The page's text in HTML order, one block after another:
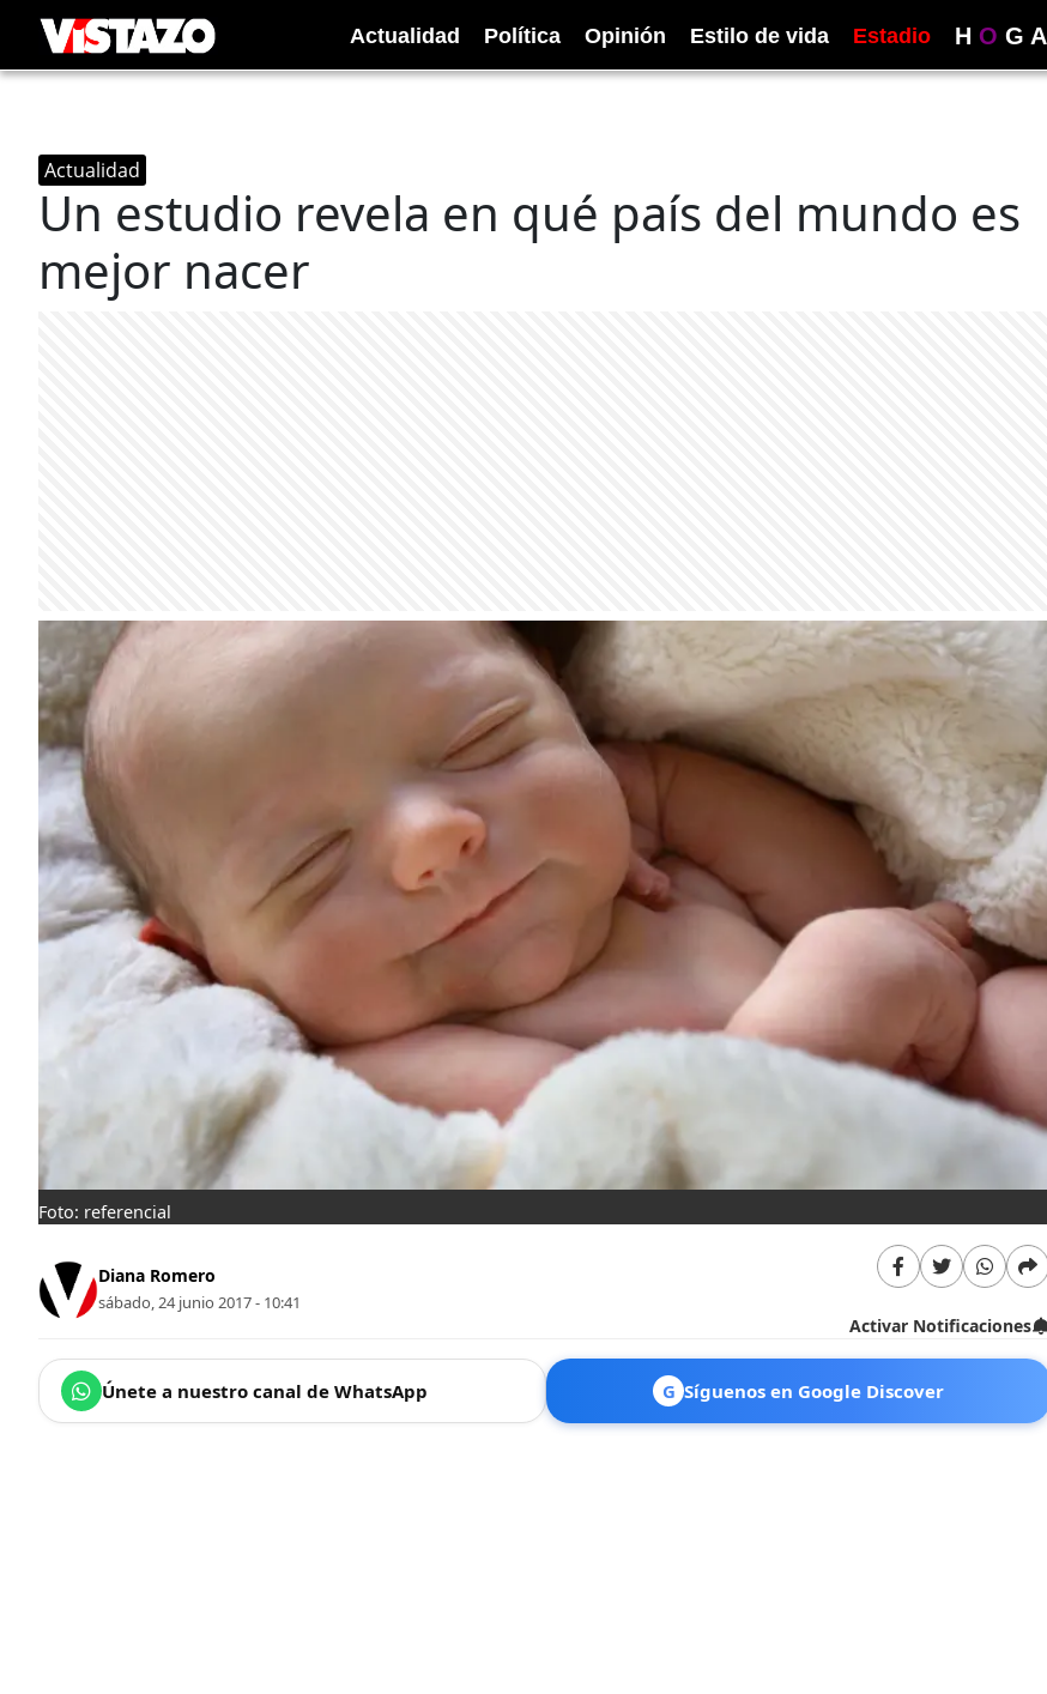
Actualidad Política Opinión Estilo de vida Estadio H O G A
Actualidad
Un estudio revela en qué país del mundo es
mejor nacer
Foto: referencial
Diana Romero
sábado, 24 junio 2017 - 10:41
Activar Notificaciones
Únete a nuestro canal de WhatsApp G Síguenos en Google Discover